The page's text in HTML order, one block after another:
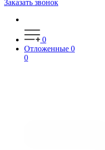
Заказать звонок
0
Отложенные 0
0